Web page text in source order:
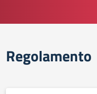
Regolamento